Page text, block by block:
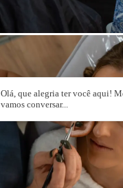
Olá, que alegria ter você aqui!
vamos conversar...